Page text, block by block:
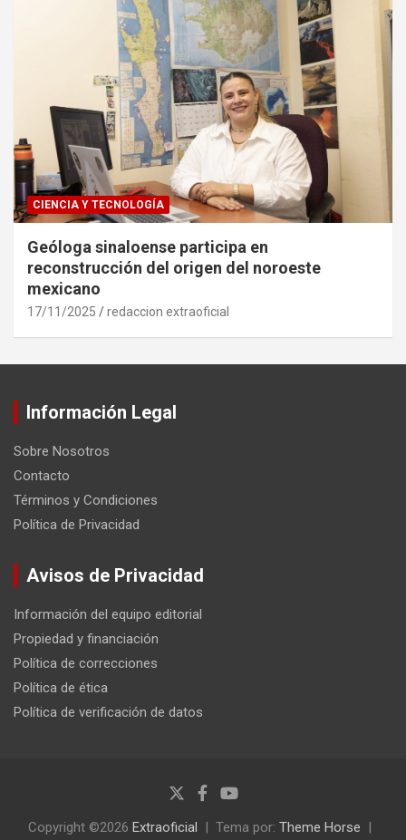
CIENCIA Y TECNOLOGÍA
Geóloga sinaloense participa en
reconstrucción del origen del noroeste
mexicano
17/11/2025 redaccion extraoficial
Información Legal
Sobre Nosotros
Contacto
Términos y Condiciones
Política de Privacidad
Avisos de Privacidad
Información del equipo editorial
Propiedad y financiación
Política de correcciones
Política de ética
Política de verificación de datos
Copyright ©2026 Extraoficial Tema por: Theme Horse